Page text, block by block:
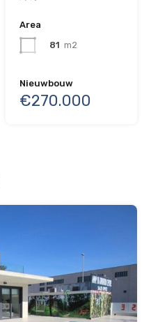
Area
81 m2
Nieuwbouw
€270.000